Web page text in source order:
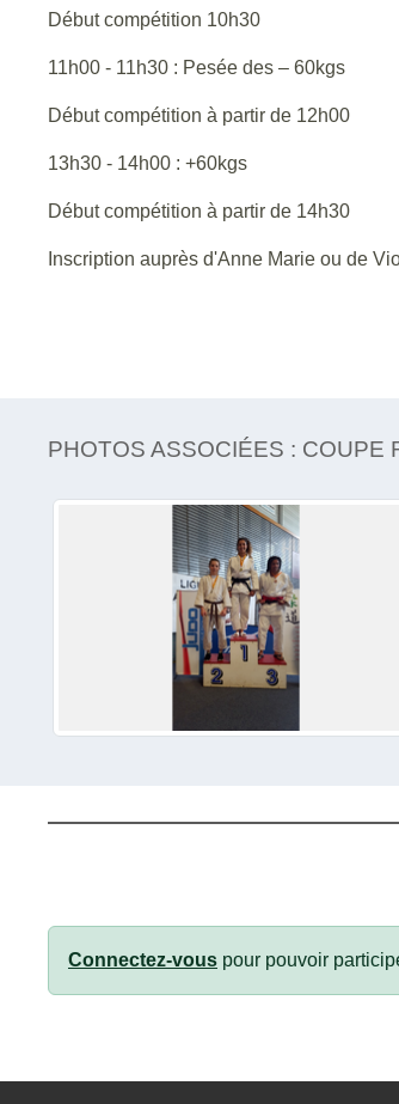
Début compétition 10h30
11h00 - 11h30 : Pesée des – 60kgs
Début compétition à partir de 12h00
13h30 - 14h00 : +60kgs
Début compétition à partir de 14h30
Inscription auprès d'Anne Marie ou de
PHOTOS ASSOCIÉES : COUPE
Connectez-vous pour pouvoir